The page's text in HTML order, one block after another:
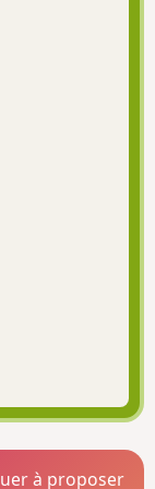
à proposer